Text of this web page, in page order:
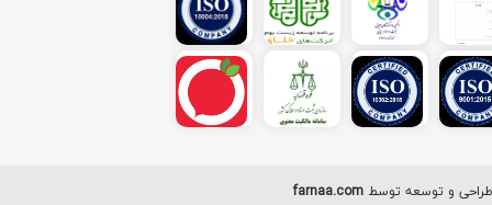
طراحی و توسعه توسط farnaa.com